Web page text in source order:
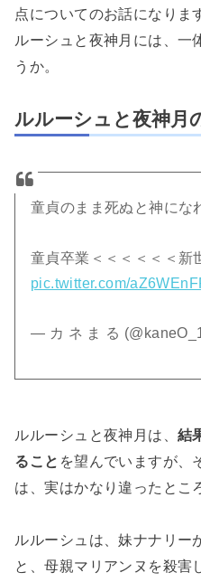
点についてのお話になりま
ルーシュと夜神月には、一
うか。
ルルーシュと夜神月
童貞のまま死ぬと神にな
童貞卒業＜＜＜＜＜＜新
pic.twitter.com/
— カ ネ ま る
ルルーシュと夜神月は、結
ること を望んでいますが、
は、実はかなり違ったとこ
ルルーシュは、妹ナナリー
と、母親マリアンヌを殺害